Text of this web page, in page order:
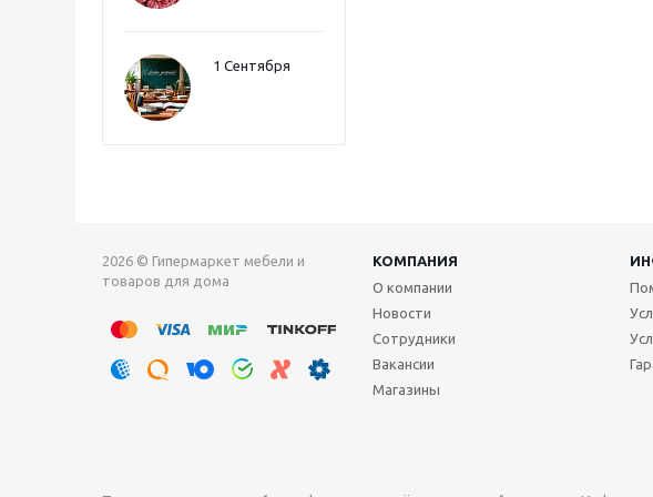
1 Сентября
2026 © Гипермаркет мебели и
товаров для дома
КОМПАНИЯ
О компании
Новости
Сотрудники
Вакансии
Магазины